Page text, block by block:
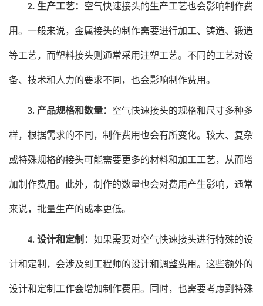
2. 生产工艺： 空气快速接头的生产工艺也会影响制作费
用。一般来说，金属接头的制作需要进行加工、铸造、锻造
等工艺，而塑料接头则通常采用注塑工艺。不同的工艺对设
备、技术和人力的要求不同，也会影响制作费用。
3. 产品规格和数量： 空气快速接头的规格和尺寸多种多
样，根据需求的不同，制作费用也会有所变化。较大、复杂
或特殊规格的接头可能需要更多的材料和加工工艺，从而增
加制作费用。此外，制作的数量也会对费用产生影响，通常
来说，批量生产的成本更低。
4. 设计和定制： 如果需要对空气快速接头进行特殊的设
计和定制，会涉及到工程师的设计和调整费用。这些额外的
设计和定制工作会增加制作费用。同时，也需要考虑到特殊